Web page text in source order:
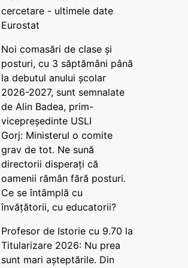
cercetare - ultimele date
Eurostat
Noi comasări de clase și
posturi, cu 3 săptămâni până
la debutul anului școlar
2026-2027, sunt semnalate
de Alin Badea, prim-
vicepreședinte USLI
Gorj: Ministerul o comite
grav de tot. Ne sună
directorii disperați că
oamenii rămân fără posturi.
Ce se întâmplă cu
învățătorii, cu educatorii?
Profesor de Istorie cu 9.70 la
Titularizare 2026: Nu prea
sunt mari așteptările. Din